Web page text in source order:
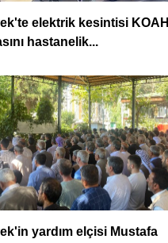
elektrik kesintisi KOAH
hastanelik...
yardım elçisi Mustafa